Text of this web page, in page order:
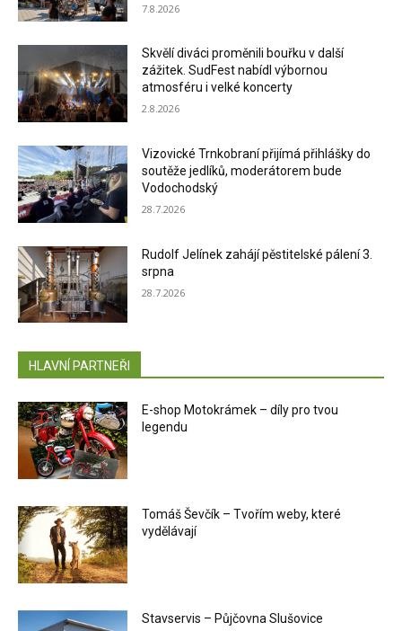
7.8.2026
Skvělí diváci proměnili bouřku v další
zážitek. SudFest nabídl výbornou
atmosféru i velké koncerty
2.8.2026
Vizovické Trnkobraní přijímá přihlášky do
soutěže jedlíků, moderátorem bude
Vodochodský
28.7.2026
Rudolf Jelínek zahájí pěstitelské pálení 3.
srpna
28.7.2026
HLAVNÍ PARTNEŘI
E-shop Motokrámek – díly pro tvou
legendu
Tomáš Ševčík – Tvořím weby, které
vydělávají
Stavservis – Půjčovna Slušovice